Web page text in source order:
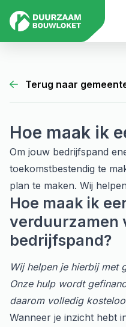
Terug naar
Hoe maak ik
Om jouw bedrijfspand
toekomstbestendig te
plan te maken. Wij
Hoe maak ik
verduurzamen
bedrijfspand?
Wij helpen je hierbij met
Onze hulp wordt
daarom volledig
Wanneer je inzicht hebt